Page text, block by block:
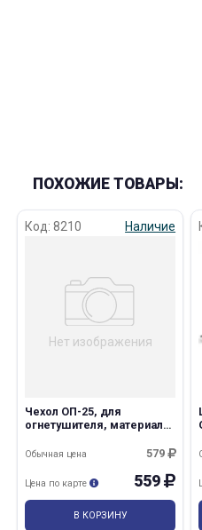
ПОХОЖИЕ ТОВАРЫ:
Код: 8210 Наличие
Нет изображения
Чехол ОП-25, для
огнетушителя, материал-
579
Обычная цена
559
Цена по карте
В КОРЗИНУ